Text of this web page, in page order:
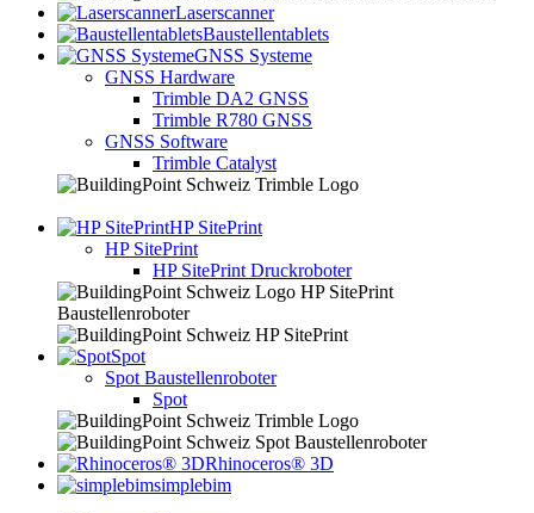
Laserscanner
Baustellentablets
GNSS Systeme
GNSS Hardware
Trimble DA2 GNSS
Trimble R780 GNSS
GNSS Software
Trimble Catalyst
HP SitePrint
HP SitePrint
HP SitePrint Druckroboter
Spot
Spot Baustellenroboter
Spot
Rhinoceros® 3D
simplebim